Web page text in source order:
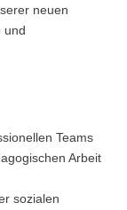
neuen
und
Teams
Arbeit
sozialen